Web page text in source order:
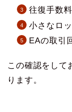
往復手数
小さなロ
EAの取引
この確認をして
ります。